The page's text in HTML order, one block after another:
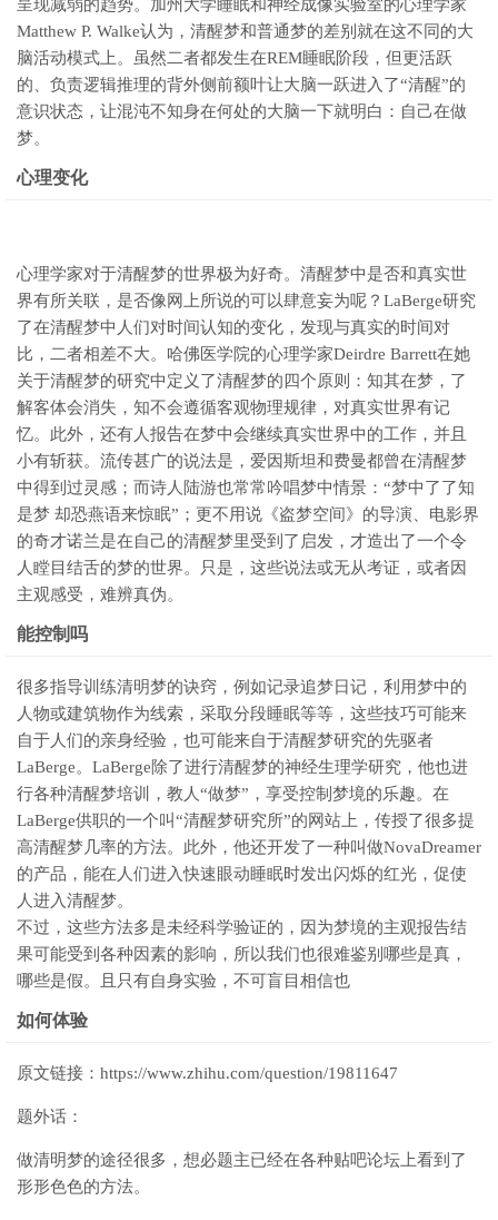
呈现减弱的趋势。加州大学睡眠和神经成像实验室的心理学家
Matthew P. Walke认为，清醒梦和普通梦的差别就在这不同的大
脑活动模式上。虽然二者都发生在REM睡眠阶段，但更活跃
的、负责逻辑推理的背外侧前额叶让大脑一跃进入了“清醒”的
意识状态，让混沌不知身在何处的大脑一下就明白：自己在做
梦。
心理变化
心理学家对于清醒梦的世界极为好奇。清醒梦中是否和真实世
界有所关联，是否像网上所说的可以肆意妄为呢？LaBerge研究
了在清醒梦中人们对时间认知的变化，发现与真实的时间对
比，二者相差不大。哈佛医学院的心理学家Deirdre Barrett在她
关于清醒梦的研究中定义了清醒梦的四个原则：知其在梦，了
解客体会消失，知不会遵循客观物理规律，对真实世界有记
忆。此外，还有人报告在梦中会继续真实世界中的工作，并且
小有斩获。流传甚广的说法是，爱因斯坦和费曼都曾在清醒梦
中得到过灵感；而诗人陆游也常常吟唱梦中情景：“梦中了了知
是梦 却恐燕语来惊眠”；更不用说《盗梦空间》的导演、电影界
的奇才诺兰是在自己的清醒梦里受到了启发，才造出了一个令
人瞠目结舌的梦的世界。只是，这些说法或无从考证，或者因
主观感受，难辨真伪。
能控制吗
很多指导训练清明梦的诀窍，例如记录追梦日记，利用梦中的
人物或建筑物作为线索，采取分段睡眠等等，这些技巧可能来
自于人们的亲身经验，也可能来自于清醒梦研究的先驱者
LaBerge。LaBerge除了进行清醒梦的神经生理学研究，他也进
行各种清醒梦培训，教人“做梦”，享受控制梦境的乐趣。在
LaBerge供职的一个叫“清醒梦研究所”的网站上，传授了很多提
高清醒梦几率的方法。此外，他还开发了一种叫做NovaDreamer
的产品，能在人们进入快速眼动睡眠时发出闪烁的红光，促使
人进入清醒梦。
不过，这些方法多是未经科学验证的，因为梦境的主观报告结
果可能受到各种因素的影响，所以我们也很难鉴别哪些是真，
哪些是假。且只有自身实验，不可盲目相信也
如何体验
原文链接：https://www.zhihu.com/question/19811647
题外话：
做清明梦的途径很多，想必题主已经在各种贴吧论坛上看到了
形形色色的方法。